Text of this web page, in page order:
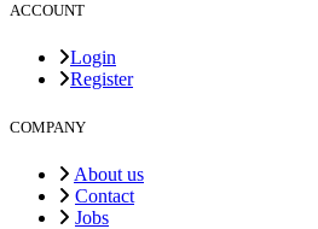
ACCOUNT
Login
Register
COMPANY
About us
Contact
Jobs